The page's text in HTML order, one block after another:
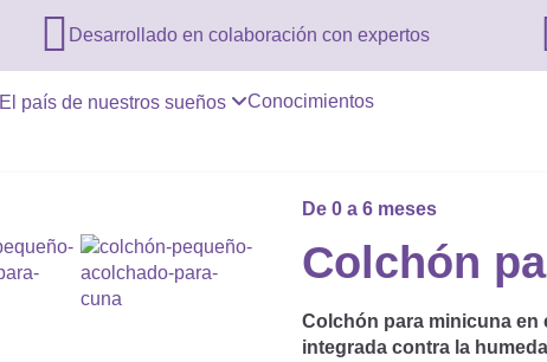
 Desarrollado en colaboración con expertos
El país de nuestros sueños Conocimientos
De 0 a 6 meses
Colchón
Colchón para minicuna
integrada contra la